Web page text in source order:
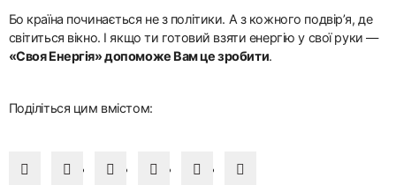
Бо країна починається не з політики. А з кожного подвір’я, де
світиться вікно. І якщо ти готовий взяти енергію у свої руки —
«Своя Енергія» допоможе Вам це зробити.
Поділіться цим вмістом: